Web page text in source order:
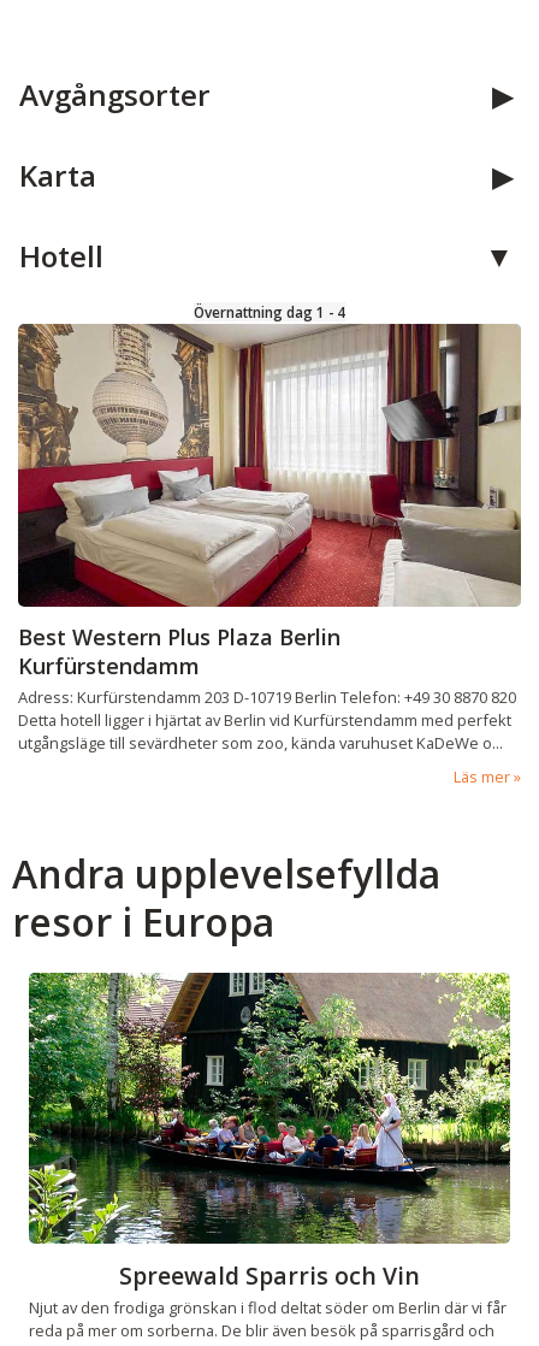
Avgångsorter
Karta
Hotell
Övernattning dag 1 - 4
Best Western Plus Plaza Berlin
Kurfürstendamm
Adress: Kurfürstendamm 203 D-10719 Berlin Telefon: +49 30 8870 820
Detta hotell ligger i hjärtat av Berlin vid Kurfürstendamm med perfekt
utgångsläge till sevärdheter som zoo, kända varuhuset KaDeWe o...
Läs mer
Andra upplevelsefyllda
resor i Europa
Spreewald Sparris och Vin
Njut av den frodiga grönskan i flod deltat söder om Berlin där vi får
reda på mer om sorberna. De blir även besök på sparrisgård och